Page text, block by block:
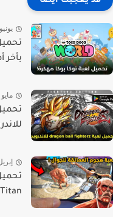
يونيو 22, 2025
تحميل
بأخر أصدار
مايو 3, 2025
إبريل 6, 2025
تحميل
Titan